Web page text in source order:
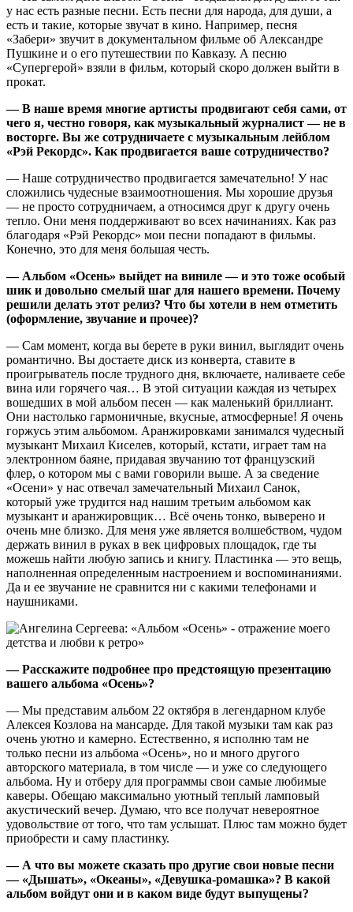
у нас есть разные песни. Есть песни для народа, для души, а
есть и такие, которые звучат в кино. Например, песня
«Забери» звучит в документальном фильме об Александре
Пушкине и о его путешествии по Кавказу. А песню
«Супергерой» взяли в фильм, который скоро должен выйти в
прокат.
— В наше время многие артисты продвигают себя сами, от
чего я, честно говоря, как музыкальный журналист — не в
восторге. Вы же сотрудничаете с музыкальным лейблом
«Рэй Рекордс». Как продвигается ваше сотрудничество?
— Наше сотрудничество продвигается замечательно! У нас
сложились чудесные взаимоотношения. Мы хорошие друзья
— не просто сотрудничаем, а относимся друг к другу очень
тепло. Они меня поддерживают во всех начинаниях. Как раз
благодаря «Рэй Рекордс» мои песни попадают в фильмы.
Конечно, это для меня большая честь.
— Альбом «Осень» выйдет на виниле — и это тоже особый
шик и довольно смелый шаг для нашего времени. Почему
решили делать этот релиз? Что бы хотели в нем отметить
(оформление, звучание и прочее)?
— Сам момент, когда вы берете в руки винил, выглядит очень
романтично. Вы достаете диск из конверта, ставите в
проигрыватель после трудного дня, включаете, наливаете себе
вина или горячего чая… В этой ситуации каждая из четырех
вошедших в мой альбом песен — как маленький бриллиант.
Они настолько гармоничные, вкусные, атмосферные! Я очень
горжусь этим альбомом. Аранжировками занимался чудесный
музыкант Михаил Киселев, который, кстати, играет там на
электронном баяне, придавая звучанию тот французский
флер, о котором мы с вами говорили выше. А за сведение
«Осени» у нас отвечал замечательный Михаил Санок,
который уже трудится над нашим третьим альбомом как
музыкант и аранжировщик… Всё очень тонко, выверено и
очень мне близко. Для меня уже является волшебством, чудом
держать винил в руках в век цифровых площадок, где ты
можешь найти любую запись и книгу. Пластинка — это вещь,
наполненная определенным настроением и воспоминаниями.
Да и ее звучание не сравнится ни с какими телефонами и
наушниками.
— Расскажите подробнее про предстоящую презентацию
вашего альбома «Осень»?
— Мы представим альбом 22 октября в легендарном клубе
Алексея Козлова на мансарде. Для такой музыки там как раз
очень уютно и камерно. Естественно, я исполню там не
только песни из альбома «Осень», но и много другого
авторского материала, в том числе — и уже со следующего
альбома. Ну и отберу для программы свои самые любимые
каверы. Обещаю максимально уютный теплый ламповый
акустический вечер. Думаю, что все получат невероятное
удовольствие от того, что там услышат. Плюс там можно будет
приобрести и саму пластинку.
— А что вы можете сказать про другие свои новые песни
— «Дышать», «Океаны», «Девушка-ромашка»? В какой
альбом войдут они и в каком виде будут выпущены?